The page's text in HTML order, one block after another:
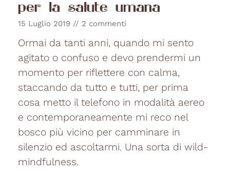
per la salute umana
15 Luglio 2019 2 commenti
Ormai da tanti anni, quando mi sento
agitato o confuso e devo prendermi un
momento per riflettere con calma,
staccando da tutto e tutti, per prima
cosa metto il telefono in modalità aereo
e contemporaneamente mi reco nel
bosco più vicino per camminare in
silenzio ed ascoltarmi. Una sorta di wild-
mindfulness.